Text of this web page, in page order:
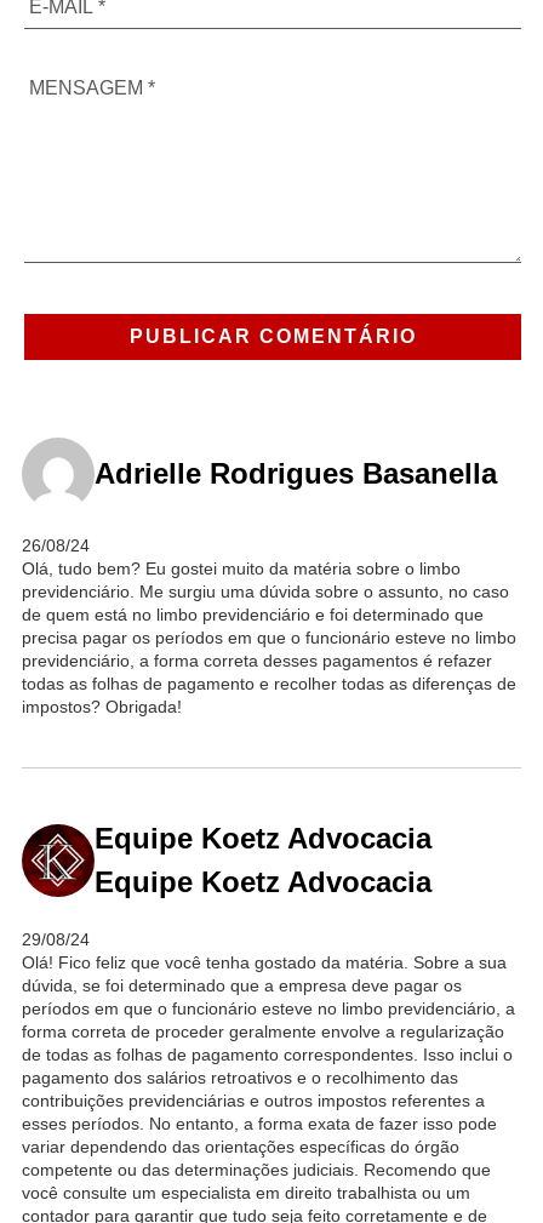
Adrielle Rodrigues Basanella
26/08/24
Olá, tudo bem? Eu gostei muito da matéria sobre o limbo
previdenciário. Me surgiu uma dúvida sobre o assunto, no caso
de quem está no limbo previdenciário e foi determinado que
precisa pagar os períodos em que o funcionário esteve no limbo
previdenciário, a forma correta desses pagamentos é refazer
todas as folhas de pagamento e recolher todas as diferenças de
impostos? Obrigada!
Equipe Koetz Advocacia
Equipe Koetz Advocacia
29/08/24
Olá! Fico feliz que você tenha gostado da matéria. Sobre a sua
dúvida, se foi determinado que a empresa deve pagar os
períodos em que o funcionário esteve no limbo previdenciário, a
forma correta de proceder geralmente envolve a regularização
de todas as folhas de pagamento correspondentes. Isso inclui o
pagamento dos salários retroativos e o recolhimento das
contribuições previdenciárias e outros impostos referentes a
esses períodos. No entanto, a forma exata de fazer isso pode
variar dependendo das orientações específicas do órgão
competente ou das determinações judiciais. Recomendo que
você consulte um especialista em direito trabalhista ou um
contador para garantir que tudo seja feito corretamente e de